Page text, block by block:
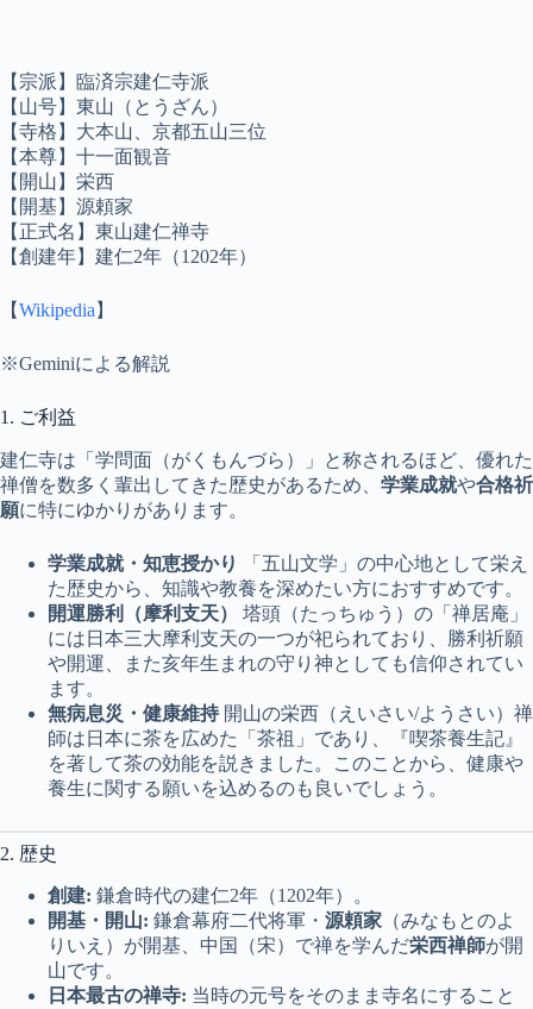
【宗派】臨済宗建仁寺派
【山号】東山（とうざん）
【寺格】大本山、京都五山三位
【本尊】十一面観音
【開山】栄西
【開基】源頼家
【正式名】東山建仁禅寺
【創建年】建仁2年（1202年）
【Wikipedia 】
※Geminiによる解説
1. ご利益
建仁寺は「学問面（がくもんづら）」と称されるほど、優れた
禅僧を数多く輩出してきた歴史があるため、 学業成就や合格祈
願に特にゆかりがあります。
学業成就・知恵授かり
「五山文学」の中心地として栄え
た歴史から、知識や教養を深めたい方におすすめです。
開運勝利（摩利支天）
塔頭（たっちゅう）の「禅居庵」
には日本三大摩利支天の一つが祀られており、勝利祈願
や開運、また亥年生まれの守り神としても信仰されてい
ます。
無病息災・健康維持開山の栄西（えいさい/ようさい）禅
師は日本に茶を広めた「茶祖」であり、『喫茶養生記』
を著して茶の効能を説きました。このことから、健康や
養生に関する願いを込めるのも良いでしょう。
2. 歴史
創建: 鎌倉時代の建仁2年（1202年）。
開基・開山: 鎌倉幕府二代将軍・ 源頼家 （みなもとのよ
りいえ）が開基、中国（宋）で禅を学んだ栄西禅師が開
山です。
日本最古の禅寺: 当時の元号をそのまま寺名にすること